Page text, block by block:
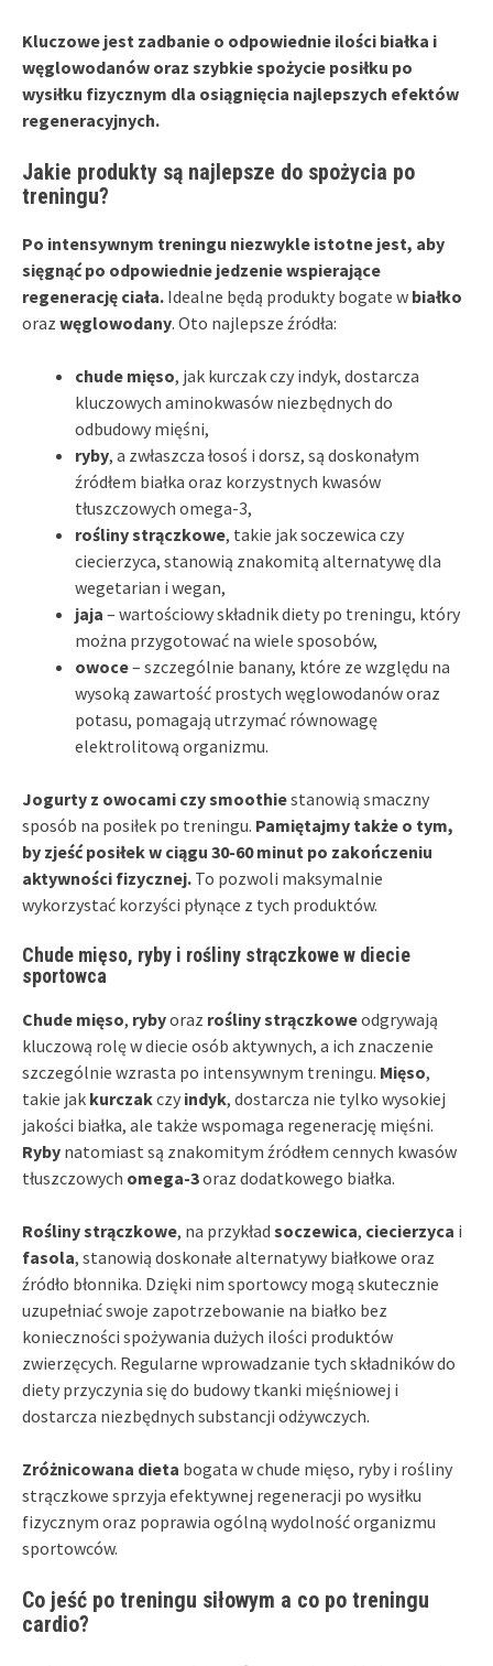
Kluczowe jest zadbanie o odpowiednie ilości białka i
węglowodanów oraz szybkie spożycie posiłku po
wysiłku fizycznym dla osiągnięcia najlepszych efektów
regeneracyjnych.
Jakie produkty są najlepsze do spożycia po
treningu?
Po intensywnym treningu niezwykle istotne jest, aby
sięgnąć po odpowiednie jedzenie wspierające
regenerację ciała. Idealne będą produkty bogate w białko
oraz węglowodany. Oto najlepsze źródła:
chude mięso, jak kurczak czy indyk, dostarcza
kluczowych aminokwasów niezbędnych do
odbudowy mięśni,
ryby, a zwłaszcza łosoś i dorsz, są doskonałym
źródłem białka oraz korzystnych kwasów
tłuszczowych omega-3,
rośliny strączkowe, takie jak soczewica czy
ciecierzyca, stanowią znakomitą alternatywę dla
wegetarian i wegan,
jaja – wartościowy składnik diety po treningu, który
można przygotować na wiele sposobów,
owoce– szczególnie banany, które ze względu na
wysoką zawartość prostych węglowodanów oraz
potasu, pomagają utrzymać równowagę
elektrolitową organizmu.
Jogurty z owocami czy smoothiestanowią smaczny
sposób na posiłek po treningu. Pamiętajmy także o tym,
by zjeść posiłek w ciągu 30-60 minut po zakończeniu
aktywności fizycznej. To pozwoli maksymalnie
wykorzystać korzyści płynące z tych produktów.
Chude mięso, ryby i rośliny strączkowe w diecie
sportowca
Chude mięso, rybyoraz rośliny strączkoweodgrywają
kluczową rolę w diecie osób aktywnych, a ich znaczenie
szczególnie wzrasta po intensywnym treningu. Mięso,
takie jak kurczakczy indyk, dostarcza nie tylko wysokiej
jakości białka, ale także wspomaga regenerację mięśni.
Ryby natomiast są znakomitym źródłem cennych kwasów
tłuszczowych omega-3oraz dodatkowego białka.
Rośliny strączkowe, na przykład soczewica, ciecierzyca i
fasola, stanowią doskonałe alternatywy białkowe oraz
źródło błonnika. Dzięki nim sportowcy mogą skutecznie
uzupełniać swoje zapotrzebowanie na białko bez
konieczności spożywania dużych ilości produktów
zwierzęcych. Regularne wprowadzanie tych składników do
diety przyczynia się do budowy tkanki mięśniowej i
dostarcza niezbędnych substancji odżywczych.
Zróżnicowana dieta bogata w chude mięso, ryby i rośliny
strączkowe sprzyja efektywnej regeneracji po wysiłku
fizycznym oraz poprawia ogólną wydolność organizmu
sportowców.
Co jeść po treningu siłowym a co po treningu
cardio?